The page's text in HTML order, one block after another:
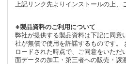
上記リンク先よりインストールの上、
※製品資料のご利用について
弊社が提供する製品資料は下記に同意
社が無償で使用を許諾するものです。
ロードされた時点で、ご同意をいただ
面データの加工・第三者への販売・譲